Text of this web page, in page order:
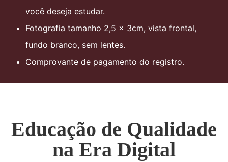
você deseja estudar.
Fotografia tamanho 2,5 x 3cm, vista frontal,
fundo branco, sem lentes.
Comprovante de pagamento do registro.
Educação de Qualidade
na Era Digital